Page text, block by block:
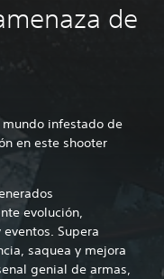
de
infestado de
en este shooter
evolución,
Supera
saquea y mejora
genial de armas,